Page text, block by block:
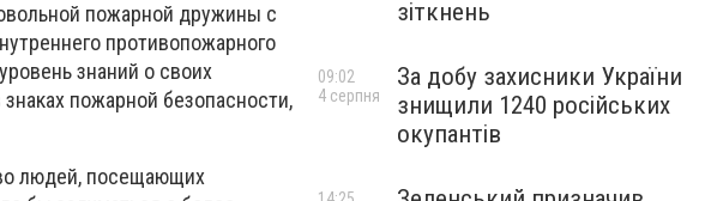
пожарной дружины с
противопожарного
знаний о своих
пожарной безопасности,
людей, посещающих
зіткнень
За добу захисники України
знищили 1240 російських
окупантів
09:02
4 серпня